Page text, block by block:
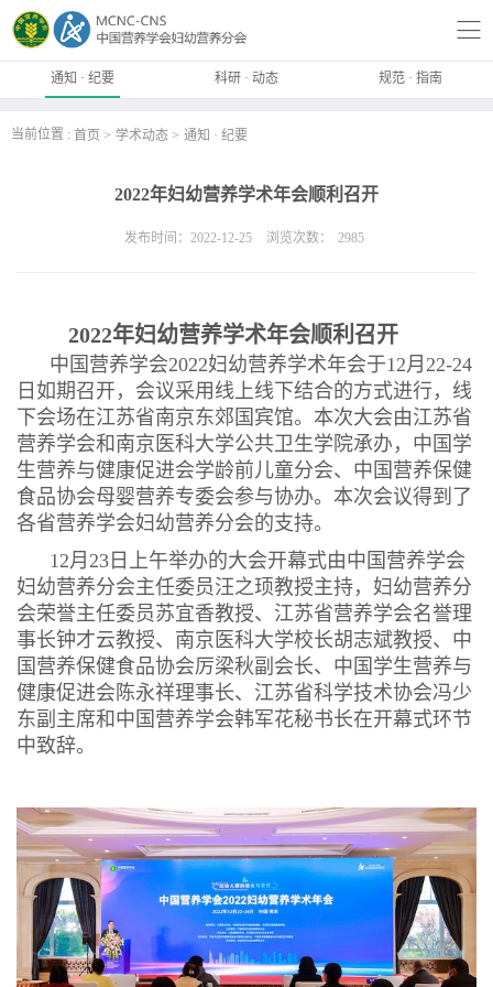
通知 · 纪要 科研 · 动态 规范 · 指南
当前位置 : 首页 学术动态 通知 · 纪要
2022年妇幼营养学术年会顺利召开
发布时间：2022-12-25 浏览次数： 2985
2022年妇幼营养学术年会顺利召开
中国营养学会2022妇幼营养学术年会于12月22-24
日如期召开，会议采用线上线下结合的方式进行，线
下会场在江苏省南京东郊国宾馆。本次大会由江苏省
营养学会和南京医科大学公共卫生学院承办，中国学
生营养与健康促进会学龄前儿童分会、中国营养保健
食品协会母婴营养专委会参与协办。本次会议得到了
各省营养学会妇幼营养分会的支持。
12月23日上午举办的大会开幕式由中国营养学会
妇幼营养分会主任委员汪之顼教授主持，妇幼营养分
会荣誉主任委员苏宜香教授、江苏省营养学会名誉理
事长钟才云教授、南京医科大学校长胡志斌教授、中
国营养保健食品协会厉梁秋副会长、中国学生营养与
健康促进会陈永祥理事长、江苏省科学技术协会冯少
东副主席和中国营养学会韩军花秘书长在开幕式环节
中致辞。